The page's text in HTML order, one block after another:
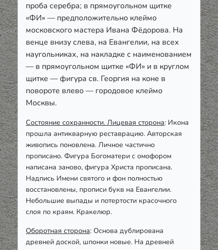
проба серебра; в прямоугольном щитке
«ФИ» — предположительно клеймо
московского мастера Ивана Фёдорова. На
венце внизу слева, на Евангелии, на всех
наугольниках, на накладке с наименованием
— в прямоугольном щитке «ФИ» и в круглом
щитке — фигура св. Георгия на коне в
повороте влево — городовое клеймо
Москвы.
Состояние сохранности. Лицевая сторона: Икона
прошла антикварную реставрацию. Авторская
живопись поновлена. Личное частично
прописано. Фигура Богоматери с омофором
написана заново, фигура Христа прописана.
Надпись Имени святого и фон полностью
восстановлены, прописи букв на Евангелии.
Небольшие выпады и потертости красочного
слоя по краям. Кракелюр.
Оборотная сторона: Основа дублирована
древней доской, шпонки новые. На древней